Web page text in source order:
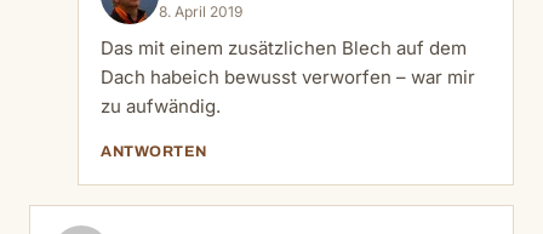
8. April 2019
Das mit einem zusätzlichen Blech auf dem
Dach habeich bewusst verworfen – war mir
zu aufwändig.
ANTWORTEN